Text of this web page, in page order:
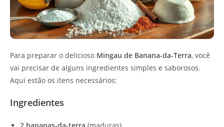
Para preparar o delicioso Mingau de Banana-da-Terra, você
vai precisar de alguns ingredientes simples e saborosos.
Aqui estão os itens necessários:
Ingredientes
2 bananas-da-terra (maduras)